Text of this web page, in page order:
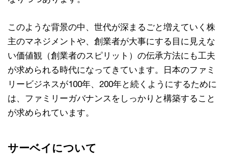
このような背景の中、世代が深まるごと増えていく株
主のマネジメントや、創業者が大事にする目に見えな
い価値観（創業者のスピリット）の伝承方法にも工夫
が求められる時代になってきています。日本のファミ
リービジネスが100年、200年と続くようにするために
は、ファミリーガバナンスをしっかりと構築すること
が求められています。
サーベイについて